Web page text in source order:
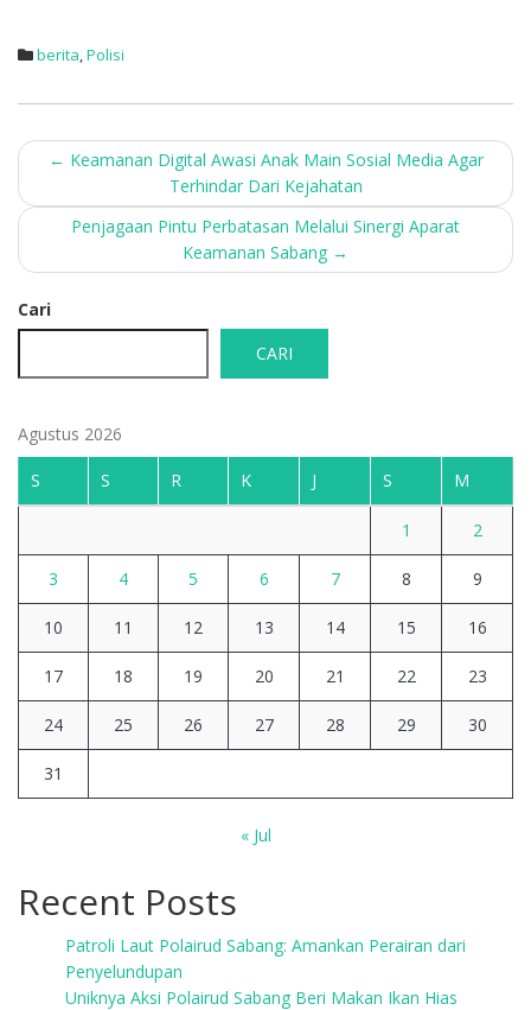
berita,Polisi
Post
navigation
← Keamanan Digital Awasi Anak Main Sosial Media Agar
Terhindar Dari Kejahatan
Penjagaan Pintu Perbatasan Melalui Sinergi Aparat
Keamanan Sabang →
Cari
CARI
Agustus 2026
S S R K J S M
1 2
3 4 5 6 7 8 9
10 11 12 13 14 15 16
17 18 19 20 21 22 23
24 25 26 27 28 29 30
31
« Jul
Recent Posts
Patroli Laut Polairud Sabang: Amankan Perairan dari
Penyelundupan
Uniknya Aksi Polairud Sabang Beri Makan Ikan Hias